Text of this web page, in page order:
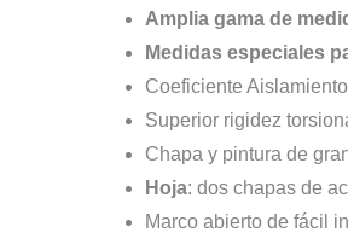
Amplia gama de
Medidas especiales
Coeficiente
Superior rigidez
Chapa y pintura de
Hoja: dos chapas de
Marco abierto de fácil